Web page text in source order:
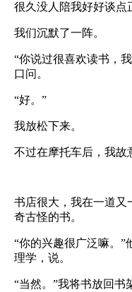
很久没人陪我好好谈点
我们沉默了一阵。
“你说过很喜欢读书，
口问。
“好。”
我放松下来。
不过在摩托车后，我故
书店很大，我在一道又
奇古怪的书。
“你的兴趣很广泛嘛。”
理学，说。
“当然。”我将书放回书